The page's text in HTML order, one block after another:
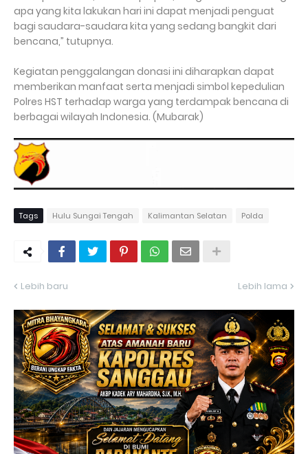
apa yang kita lakukan hari ini dapat menjadi penguat
bagi saudara-saudara kita yang sedang bangkit dari
bencana,” tutupnya.
Kegiatan penggalangan donasi ini diharapkan dapat
memberikan manfaat serta menjadi simbol kepedulian
Polres HST terhadap warga yang terdampak bencana di
berbagai wilayah Indonesia. (Mubarak)
Tags Hulu Sungai Tengah Kalimantan Selatan Polda
Lebih baru Lebih lama